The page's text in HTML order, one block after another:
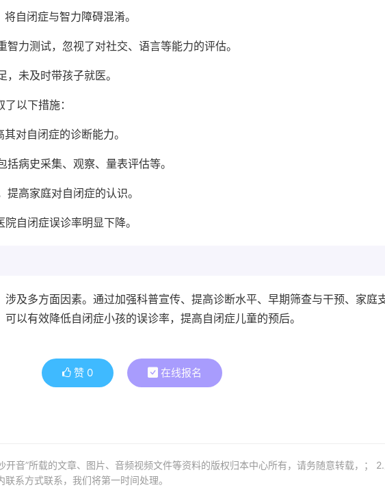
自闭症与智力障碍混淆。
力测试，忽视了对社交、语言等能力的评估。
未及时带孩子就医。
以下措施：
对自闭症的诊断能力。
病史采集、观察、量表评估等。
高家庭对自闭症的认识。
自闭症误诊率明显下降。
涉及多方面因素。通过加强科普宣传、提高诊断水平、早期筛查与干预、家庭
以有效降低自闭症小孩的误诊率，提高自闭症儿童的预后。
赞 0 在线报名
开音”所载的文章、图片、音频视频文件等资料的版权归本中心所有，请务随意转载，；
系方式联系，我们将第一时间处理。